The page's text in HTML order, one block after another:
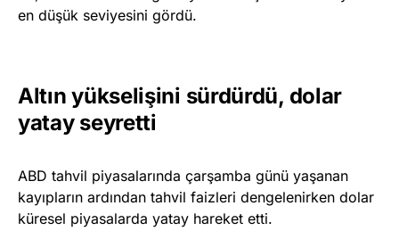
en düşük seviyesini gördü.
Altın yükselişini sürdürdü, dolar
yatay seyretti
ABD tahvil piyasalarında çarşamba günü yaşanan
kayıpların ardından tahvil faizleri dengelenirken dolar
küresel piyasalarda yatay hareket etti.